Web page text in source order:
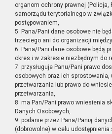
organom ochrony prawnej (Policja,
samorządu terytorialnego w
postępowaniem,
5. Pana/Pani dane osobowe nie
trzeciego ani do organizacji
6. Pana/Pani dane osobowe będą
okres i w zakresie niezbędnym do
7. przysługuje Panu/Pani prawo
osobowych oraz ich
przetwarzania lub prawo do
przetwarzania,
8. ma Pan/Pani prawo wniesienia
Danych Osobowych,
9. podanie przez Pana/Panią
(dobrowolne) w celu